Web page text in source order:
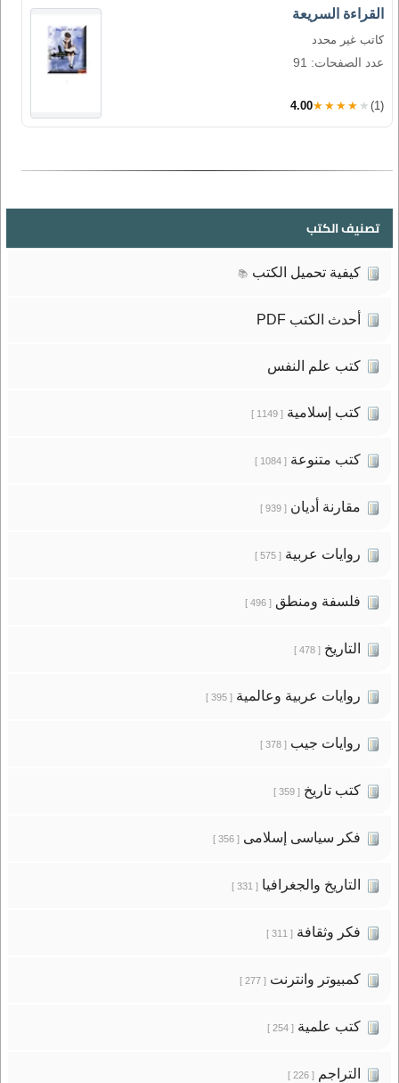
القراءة السريعة
كاتب غير محدد
عدد الصفحات: 91
4.00★★★★★ (1)
تصنيف الكتب
كيفية تحميل الكتب 📚
أحدث الكتب PDF
كتب علم النفس
كتب إسلامية[ 1149 ]
كتب متنوعة[ 1084 ]
مقارنة أديان[ 939 ]
روايات عربية[ 575 ]
فلسفة ومنطق[ 496 ]
التاريخ[ 478 ]
روايات عربية وعالمية[ 395 ]
روايات جيب[ 378 ]
كتب تاريخ[ 359 ]
فكر سياسى إسلامى[ 356 ]
التاريخ والجغرافيا[ 331 ]
فكر وثقافة[ 311 ]
كمبيوتر وانترنت[ 277 ]
كتب علمية[ 254 ]
التراجم[ 226 ]